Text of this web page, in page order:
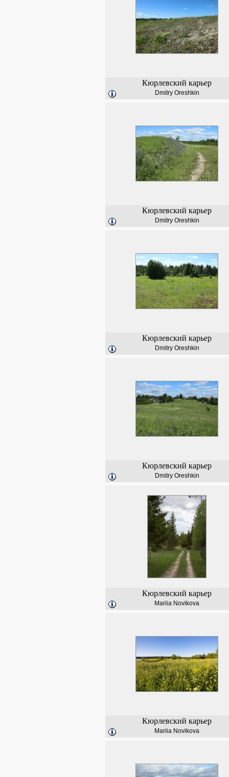
Кюрлевский карьер
Dmitry Oreshkin
Кюрлевский карьер
Dmitry Oreshkin
Кюрлевский карьер
Dmitry Oreshkin
Кюрлевский карьер
Dmitry Oreshkin
Кюрлевский карьер
Mariia Novikova
Кюрлевский карьер
Mariia Novikova